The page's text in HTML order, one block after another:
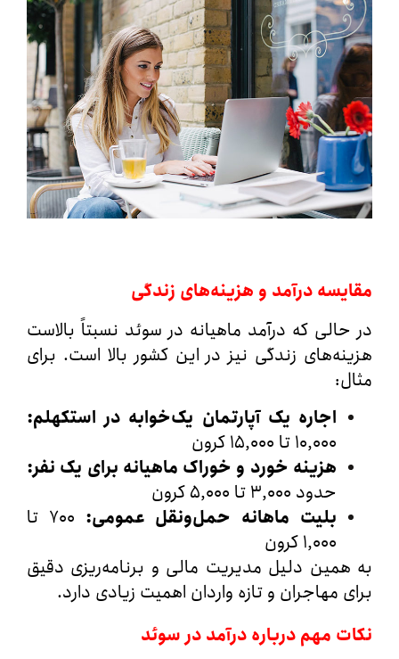
درآمد و هزینه‌های زندگی
که درآمد ماهیانه در سوئد نسبتاً بالاست
زندگی نیز در این کشور بالا است. برای
اجاره یک آپارتمان یک‌خوابه در استکهلم:
هزینه خورد و خوراک ماهیانه برای یک نفر :
بلیت ماهانه حمل‌ونقل عمومی:
۷۰۰ تا
دلیل مدیریت مالی و برنامه‌ریزی دقیق
مهاجران و تازه‌ واردان اهمیت زیادی دارد.
مهم درباره درآمد در سوئد